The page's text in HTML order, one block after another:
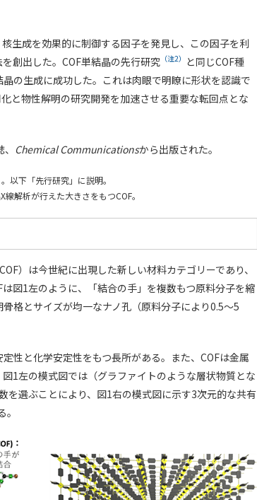
生成を効果的に制御する因子を発見し、この因子を利
創出した。COF単結晶の先行研究 （注2） と同じCOF種
の生成に成功した。これは肉眼で明瞭に形状を認識で
と物性解明の研究開発を加速させる重要な転回点とな
Chemical Communicationsから出版された。
以下「先行研究」に説明。
解析が行えた大きさをもつCOF。
）は今世紀に出現した新しい材料カテゴリーであり、
図1左のように、「結合の手」を複数もつ原料分子を縮
格とサイズが均一なナノ孔（原料分子により0.5～5
性と化学安定性をもつ長所がある。また、COFは金属
1左の模式図では（グラファイトのような層状物質とな
を選ぶことにより、図1右の模式図に示す3次元的な共有